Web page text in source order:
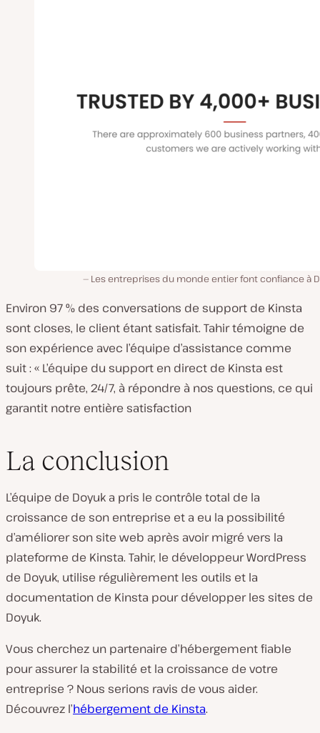
Les entreprises du monde entier font confiance à
Environ 97 % des conversations de support de Kinsta
sont closes, le client étant satisfait. Tahir témoigne de
son expérience avec l’équipe d’assistance comme
suit : « L’équipe du support en direct de Kinsta est
toujours prête, 24/7, à répondre à nos questions, ce qui
garantit notre entière satisfaction
La conclusion
L’équipe de Doyuk a pris le contrôle total de la
croissance de son entreprise et a eu la possibilité
d’améliorer son site web après avoir migré vers la
plateforme de Kinsta. Tahir, le développeur WordPress
de Doyuk, utilise régulièrement les outils et la
documentation de Kinsta pour développer les sites de
Doyuk.
Vous cherchez un partenaire d’hébergement fiable
pour assurer la stabilité et la croissance de votre
entreprise ? Nous serions ravis de vous aider.
Découvrez l’hébergement de Kinsta.